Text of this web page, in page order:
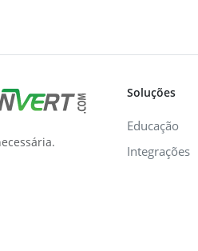
Soluções
Educação
Integrações